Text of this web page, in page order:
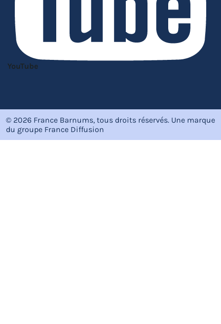
YouTube
© 2026 France Barnums, tous droits réservés. Une marque
du groupe France Diffusion